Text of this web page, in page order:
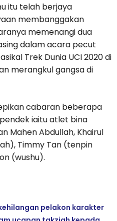
itu telah berjaya
membanggakan
memenangi dua
dalam acara pecut
Trek Dunia UCI 2020 di
merangkul gangsa di
cabaran beberapa
iaitu atlet bina
Mahen Abdullah, Khairul
Timmy Tan (tenpin
(wushu).
pelakon karakter